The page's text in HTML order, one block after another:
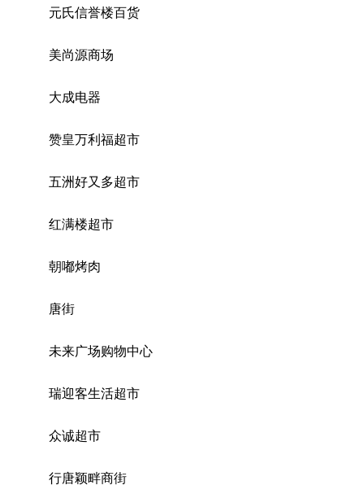
元氏信誉楼百货
美尚源商场
大成电器
赞皇万利福超市
五洲好又多超市
红满楼超市
朝嘟烤肉
唐街
未来广场购物中心
瑞迎客生活超市
众诚超市
行唐颖畔商街